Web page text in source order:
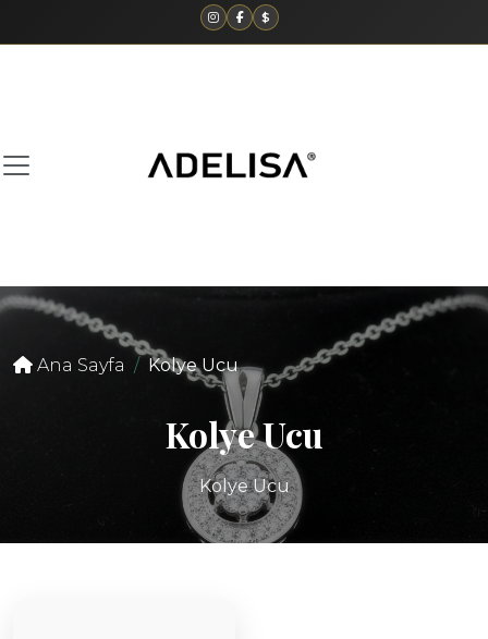
$
Ana Sayfa Kolye Ucu
Kolye Ucu
Kolye Ucu